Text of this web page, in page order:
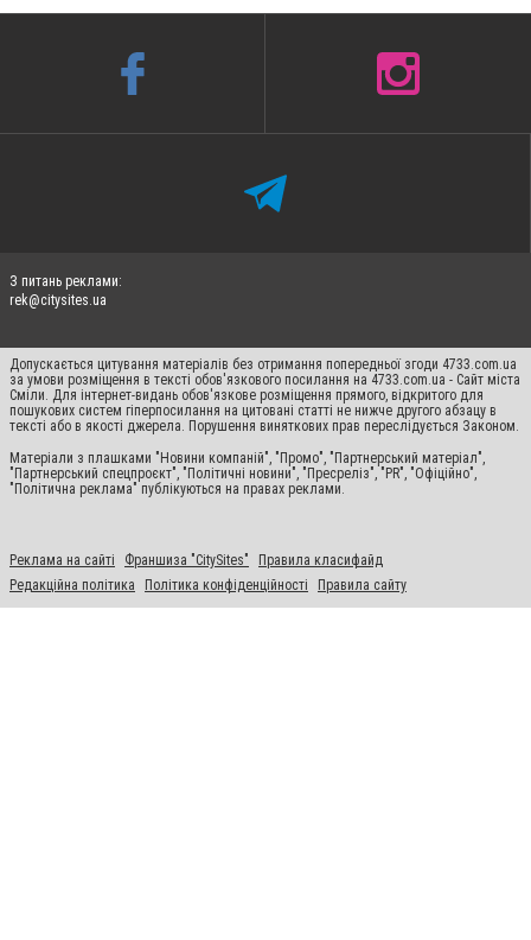
З питань реклами:
rek@citysites.ua
Допускається цитування матеріалів без отримання попередньої згоди 4733.com.ua
за умови розміщення в тексті обов'язкового посилання на 4733.com.ua - Сайт міста
Сміли. Для інтернет-видань обов'язкове розміщення прямого, відкритого для
пошукових систем гіперпосилання на цитовані статті не нижче другого абзацу в
тексті або в якості джерела. Порушення виняткових прав переслідується Законом.
Матеріали з плашками "Новини компаній", "Промо", "Партнерський матеріал",
"Партнерський спецпроєкт", "Політичні новини", "Пресреліз", "PR", "Офіційно",
"Політична реклама" публікуються на правах реклами.
Реклама на сайті Франшиза "CitySites"
Правила класифайд
Редакційна політика
Політика конфіденційності Правила сайту